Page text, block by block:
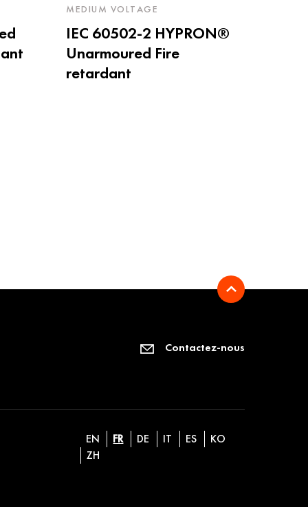
MEDIUM VOLTAGE
IEC 60502-2 HYPRON®
Unarmoured Fire
retardant
Contactez-nous
EN FR DE IT ES
KO
ZH